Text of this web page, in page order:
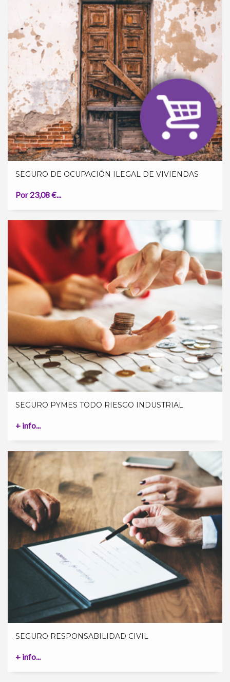
SEGURO DE OCUPACIÓN ILEGAL DE VIVIENDAS
Por 23,08 €...
SEGURO PYMES TODO RIESGO INDUSTRIAL
+ info...
SEGURO RESPONSABILIDAD CIVIL
+ info...